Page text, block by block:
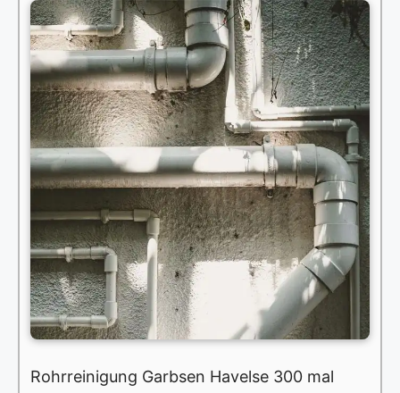
Rohrreinigung Garbsen Havelse 300 mal